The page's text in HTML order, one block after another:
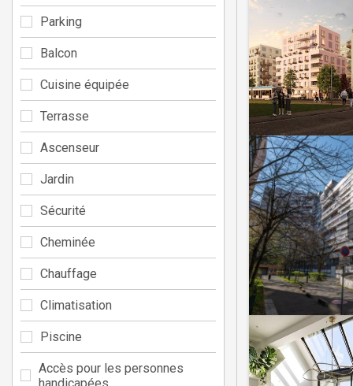
Parking
Balcon
Cuisine équipée
Terrasse
Ascenseur
Jardin
Sécurité
Cheminée
Chauffage
Climatisation
Piscine
Accès pour les personnes
handicapées